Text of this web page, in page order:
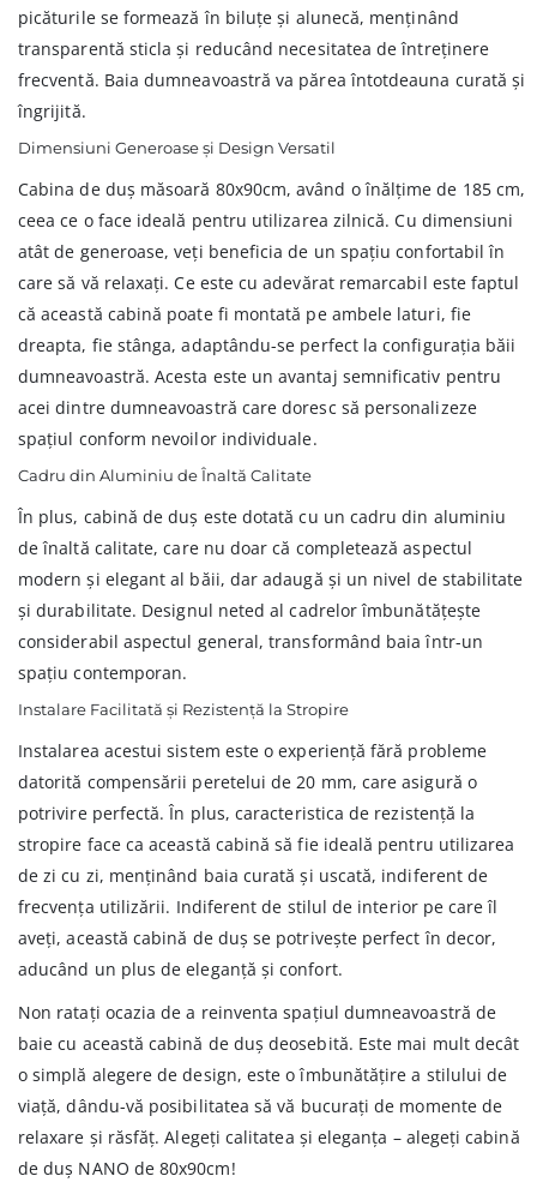
picăturile se formează în biluțe și alunecă, menținând
transparentă sticla și reducând necesitatea de întreținere
frecventă. Baia dumneavoastră va părea întotdeauna curată și
îngrijită.
Dimensiuni Generoase și Design Versatil
Cabina de duș măsoară 80x90cm, având o înălțime de 185 cm,
ceea ce o face ideală pentru utilizarea zilnică. Cu dimensiuni
atât de generoase, veți beneficia de un spațiu confortabil în
care să vă relaxați. Ce este cu adevărat remarcabil este faptul
că această cabină poate fi montată pe ambele laturi, fie
dreapta, fie stânga, adaptându-se perfect la configurația băii
dumneavoastră. Acesta este un avantaj semnificativ pentru
acei dintre dumneavoastră care doresc să personalizeze
spațiul conform nevoilor individuale.
Cadru din Aluminiu de Înaltă Calitate
În plus, cabină de duș este dotată cu un cadru din aluminiu
de înaltă calitate, care nu doar că completează aspectul
modern și elegant al băii, dar adaugă și un nivel de stabilitate
și durabilitate. Designul neted al cadrelor îmbunătățește
considerabil aspectul general, transformând baia într-un
spațiu contemporan.
Instalare Facilitată și Rezistență la Stropire
Instalarea acestui sistem este o experiență fără probleme
datorită compensării peretelui de 20 mm, care asigură o
potrivire perfectă. În plus, caracteristica de rezistență la
stropire face ca această cabină să fie ideală pentru utilizarea
de zi cu zi, menținând baia curată și uscată, indiferent de
frecvența utilizării. Indiferent de stilul de interior pe care îl
aveți, această cabină de duș se potrivește perfect în decor,
aducând un plus de eleganță și confort.
Non ratați ocazia de a reinventa spațiul dumneavoastră de
baie cu această cabină de duș deosebită. Este mai mult decât
o simplă alegere de design, este o îmbunătățire a stilului de
viață, dându-vă posibilitatea să vă bucurați de momente de
relaxare și răsfăț. Alegeți calitatea și eleganța – alegeți cabină
de duș NANO de 80x90cm!